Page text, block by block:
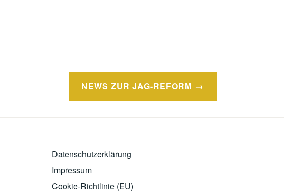
NEWS ZUR JAG-REFORM
Datenschutzerklärung
Impressum
Cookie-Richtlinie (EU)